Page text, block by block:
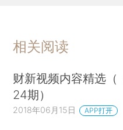
相关阅读
财新视频内容精选
24期）
2018年06月15日 APP打开